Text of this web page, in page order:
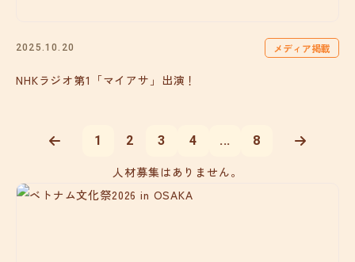
2025.10.20 メディア掲載
NHKラジオ第1「マイアサ」出演！
1 2 3 4 ... 8
人材募集はありません。